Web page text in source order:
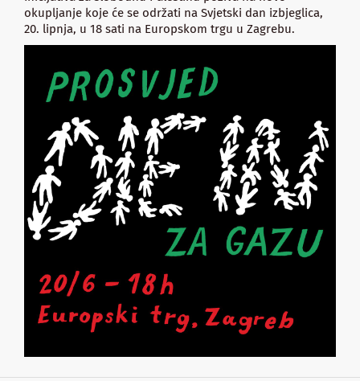
okupljanje koje će se održati na Svjetski dan izbjeglica,
20. lipnja, u 18 sati na Europskom trgu u Zagrebu.